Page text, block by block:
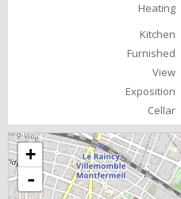
Heating
Kitchen
Furnished
View
Exposition
Cellar
+
-